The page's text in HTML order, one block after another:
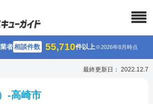
業者相談件数 55,710件以上※2026年8月時点
最終更新日： 2022.12.7
-高崎市